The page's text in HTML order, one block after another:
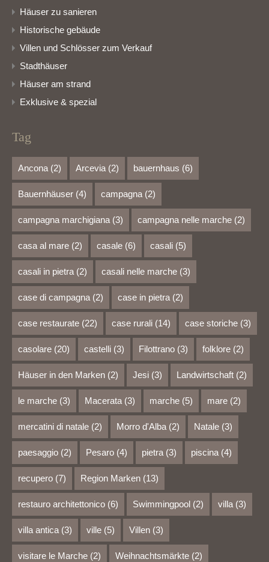
Häuser zu sanieren
Historische gebäude
Villen und Schlösser zum Verkauf
Stadthäuser
Häuser am strand
Exklusive & spezial
Tag
Ancona (2) Arcevia (2) bauernhaus (6)
Bauernhäuser (4) campagna (2)
campagna marchigiana (3) campagna nelle marche (2)
casa al mare (2) casale (6) casali (5)
casali in pietra (2) casali nelle marche (3)
case di campagna (2) case in pietra (2)
case restaurate (22) case rurali (14) case storiche (3)
casolare (20) castelli (3) Filottrano (3) folklore (2)
Häuser in den Marken (2) Jesi (3) Landwirtschaft (2)
le marche (3) Macerata (3) marche (5) mare (2)
mercatini di natale (2) Morro d'Alba (2) Natale (3)
paesaggio (2) Pesaro (4) pietra (3) piscina (4)
recupero (7) Region Marken (13)
restauro architettonico (6) Swimmingpool (2) villa (3)
villa antica (3) ville (5) Villen (3)
visitare le Marche (2) Weihnachtsmärkte (2)